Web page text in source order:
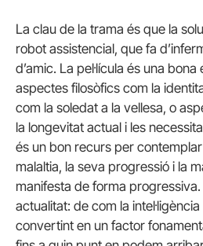
La clau de la trama és que la
robot assistencial, que fa
d’amic. La pel·lícula és una
aspectes filosòfics com la
com la soledat a la vellesa, o
la longevitat actual i les
és un bon recurs per
malaltia, la seva progressió i la
manifesta de forma
actualitat: de com la intel·ligència
convertint en un factor